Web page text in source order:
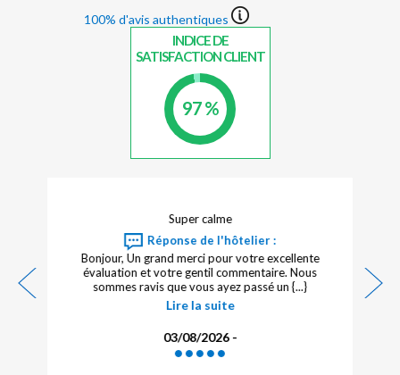
100% d'avis authentiques
INDICE DE
SATISFACTION CLIENT
97 %
Super calme
Réponse de l'hôtelier :
Bonjour, Un grand merci pour votre excellente
évaluation et votre gentil commentaire. Nous
sommes ravis que vous ayez passé un {...}
Lire la suite
03/08/2026 -